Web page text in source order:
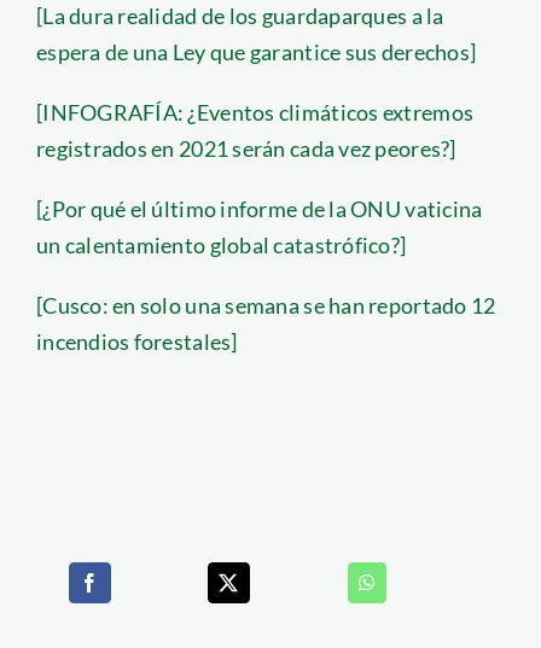
[La dura realidad de los guardaparques a la
espera de una Ley que garantice sus derechos]
[INFOGRAFÍA: ¿Eventos climáticos extremos
registrados en 2021 serán cada vez peores?]
[¿Por qué el último informe de la ONU vaticina
un calentamiento global catastrófico?]
[Cusco: en solo una semana se han reportado 12
incendios forestales]